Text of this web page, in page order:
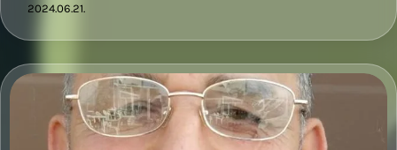
2024.06.21.